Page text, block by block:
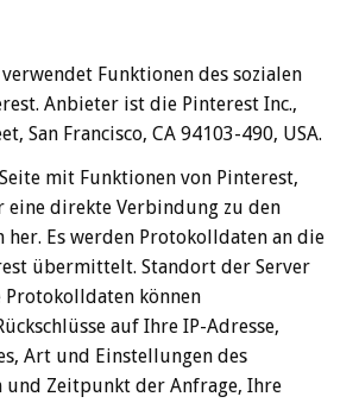
Funktionen des sozialen
Anbieter ist die Pinterest Inc.,
San Francisco, CA 94103-490, USA.
mit Funktionen von Pinterest,
eine direkte Verbindung zu den
her. Es werden Protokolldaten an die
übermittelt. Standort der Server
Protokolldaten können
auf Ihre IP-Adresse,
Art und Einstellungen des
und Zeitpunkt der Anfrage, Ihre